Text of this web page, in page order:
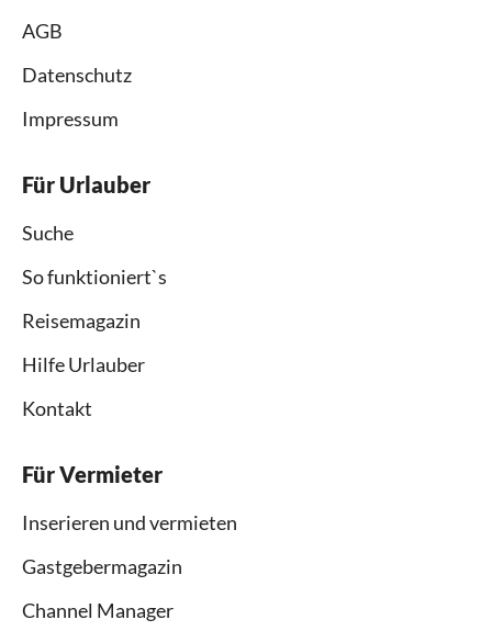
AGB
Datenschutz
Impressum
Für Urlauber
Suche
So funktioniert`s
Reisemagazin
Hilfe Urlauber
Kontakt
Für Vermieter
Inserieren und vermieten
Gastgebermagazin
Channel Manager